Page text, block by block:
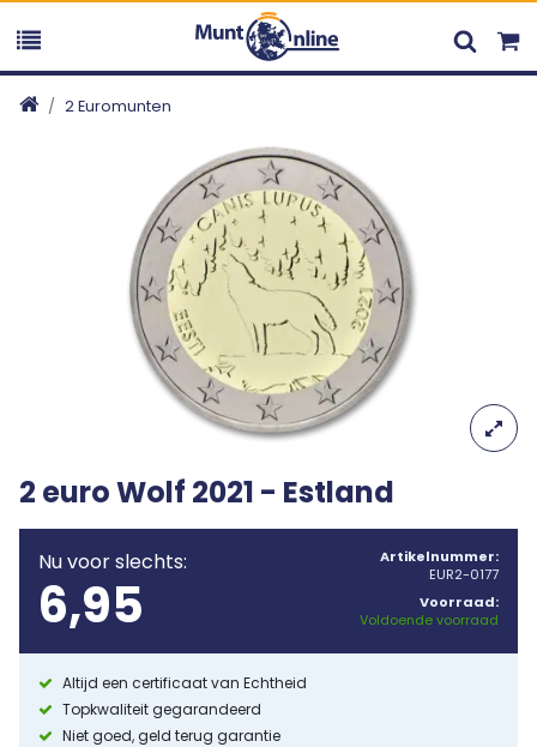
2 Euromunten
2 euro Wolf 2021 - Estland
Nu voor slechts:
6,95
Artikelnummer:
EUR2-0177
Voorraad:
Voldoende voorraad
Altijd een certificaat van Echtheid
Topkwaliteit gegarandeerd
Niet goed, geld terug garantie